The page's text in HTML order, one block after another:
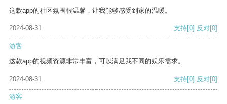
这款app的社区氛围很温馨，让我能够感受到家的温暖。
2024-08-31 支持[0] 反对[0]
游客
这款app的视频资源非常丰富，可以满足我不同的娱乐需求。
2024-08-31 支持[0] 反对[0]
游客